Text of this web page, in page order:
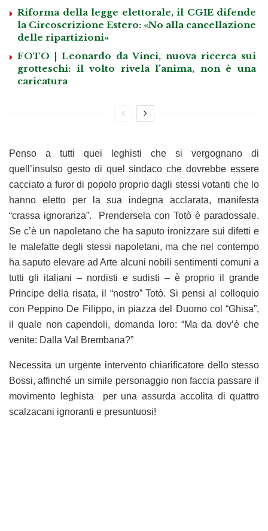
Riforma della legge elettorale, il CGIE difende
la Circoscrizione Estero: «No alla cancellazione
delle ripartizioni»
FOTO | Leonardo da Vinci, nuova ricerca sui
grotteschi: il volto rivela l’anima, non è una
caricatura
Penso a tutti quei leghisti che si vergognano di
quell’insulso gesto di quel sindaco che dovrebbe essere
cacciato a furor di popolo proprio dagli stessi votanti che lo
hanno eletto per la sua indegna acclarata, manifesta
“crassa ignoranza”. Prendersela con Totò è paradossale.
Se c’è un napoletano che ha saputo ironizzare sui difetti e
le malefatte degli stessi napoletani, ma che nel contempo
ha saputo elevare ad Arte alcuni nobili sentimenti comuni a
tutti gli italiani – nordisti e sudisti – è proprio il grande
Principe della risata, il “nostro” Totò. Si pensi al colloquio
con Peppino De Filippo, in piazza del Duomo col “Ghisa”,
il quale non capendoli, domanda loro: “Ma da dov’è che
venite: Dalla Val Brembana?”
Necessita un urgente intervento chiarificatore dello stesso
Bossi, affinché un simile personaggio non faccia passare il
movimento leghista per una assurda accolita di quattro
scalzacani ignoranti e presuntuosi!